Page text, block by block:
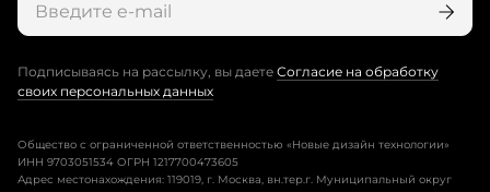
Подписываясь на рассылку, вы даете Согласие на обработку
своих персональных данных
Общество с ограниченной ответственностью «Новые дизайн технологии»
ИНН 9703051534 ОГРН 1217700473605
Адрес местонахождения: 119019, г. Москва, вн.тер.г. Муниципальный округ